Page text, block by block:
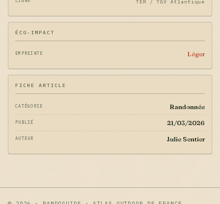
TER / TGV Atlantique
ÉCO-IMPACT
EMPREINTE Léger
FICHE ARTICLE
CATÉGORIE Randonnée
PUBLIÉ 21/03/2026
AUTEUR Julie Sentier